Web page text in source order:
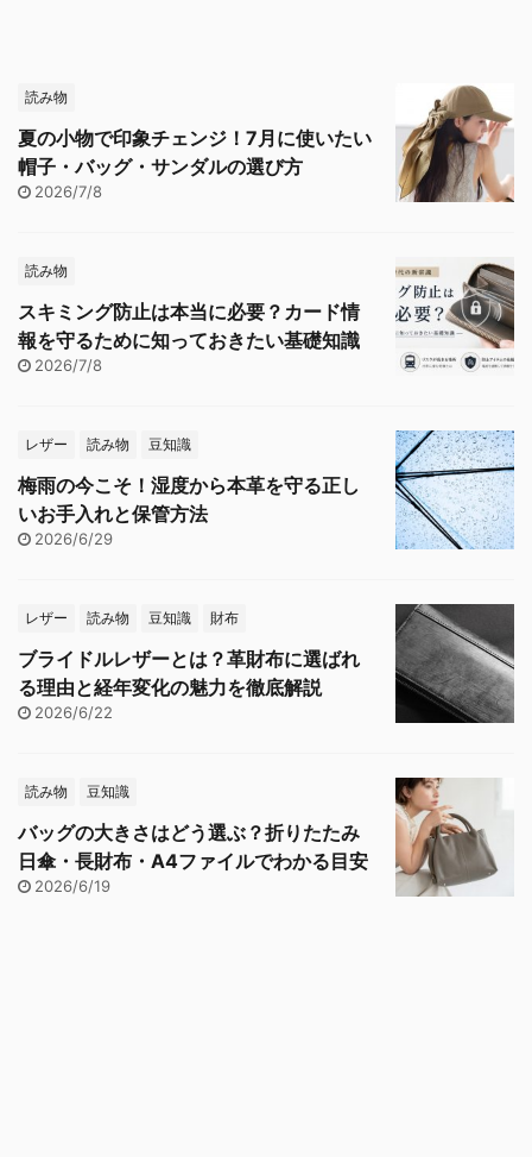
読み物
夏の小物で印象チェンジ！7月に使いたい
帽子・バッグ・サンダルの選び方
2026/7/8
読み物
スキミング防止は本当に必要？カード情
報を守るために知っておきたい基礎知識
2026/7/8
レザー 読み物 豆知識
梅雨の今こそ！湿度から本革を守る正し
いお手入れと保管方法
2026/6/29
レザー 読み物 豆知識 財布
ブライドルレザーとは？革財布に選ばれ
る理由と経年変化の魅力を徹底解説
2026/6/22
読み物 豆知識
バッグの大きさはどう選ぶ？折りたたみ
日傘・長財布・A4ファイルでわかる目安
2026/6/19